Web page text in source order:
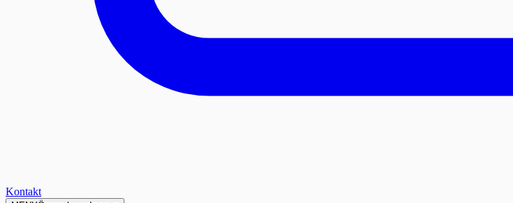
Kontakt